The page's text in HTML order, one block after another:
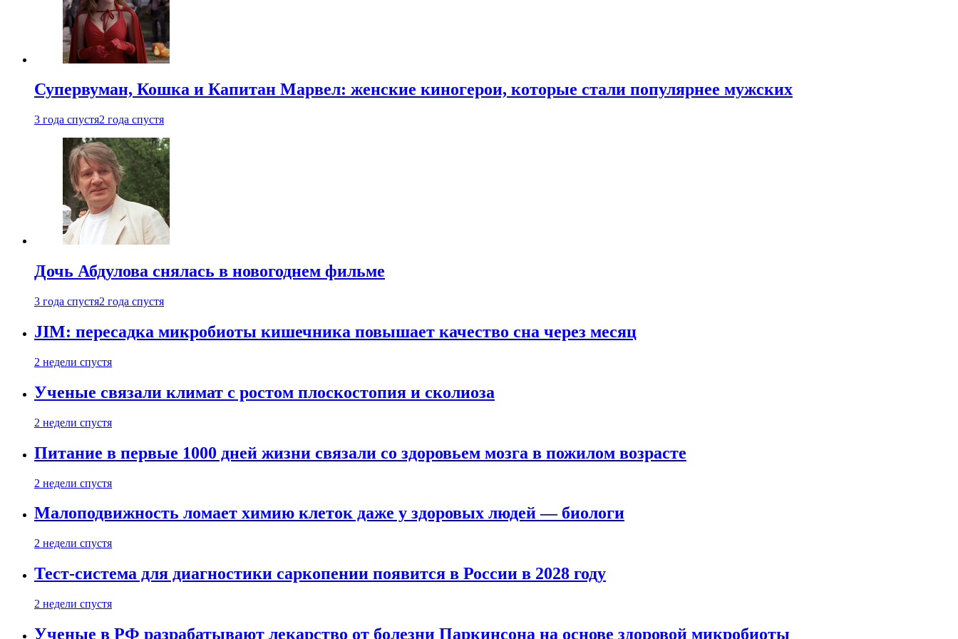
Супервуман, Кошка и Капитан Марвел: женские киногерои, которые стали популярнее мужских
3 года спустя2 года спустя
Дочь Абдулова снялась в новогоднем фильме
3 года спустя2 года спустя
JIM: пересадка микробиоты кишечника повышает качество сна через месяц
2 недели спустя
Ученые связали климат с ростом плоскостопия и сколиоза
2 недели спустя
Питание в первые 1000 дней жизни связали со здоровьем мозга в пожилом возрасте
2 недели спустя
Малоподвижность ломает химию клеток даже у здоровых людей — биологи
2 недели спустя
Тест-система для диагностики саркопении появится в России в 2028 году
2 недели спустя
Ученые в РФ разрабатывают лекарство от болезни Паркинсона на основе здоровой микробиоты